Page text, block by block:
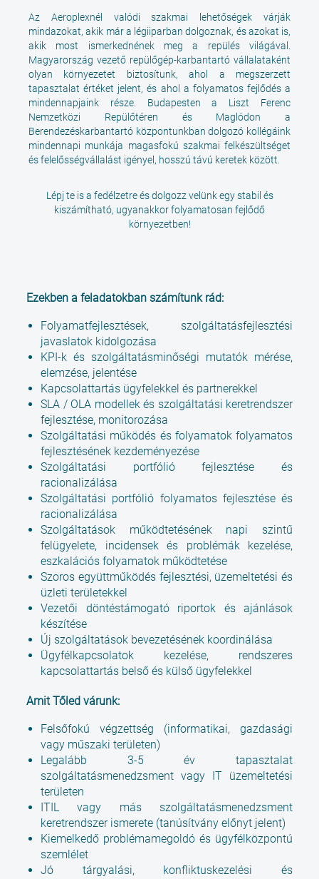
Az Aeroplexnél valódi szakmai lehetőségek várják
mindazokat, akik már a légiiparban dolgoznak, és azokat is,
akik most ismerkednének meg a repülés világával.
Magyarország vezető repülőgép-karbantartó vállalataként
olyan környezetet biztosítunk, ahol a megszerzett
tapasztalat értéket jelent, és ahol a folyamatos fejlődés a
mindennapjaink része. Budapesten a Liszt Ferenc
Nemzetközi Repülőtéren és Maglódon a
Berendezéskarbantartó központunkban dolgozó kollégáink
mindennapi munkája magasfokú szakmai felkészültséget
és felelősségvállalást igényel, hosszú távú keretek között.
Lépj te is a fedélzetre és dolgozz velünk egy stabil és
kiszámítható, ugyanakkor folyamatosan fejlődő
környezetben!
Ezekben a feladatokban számítunk rád:
Folyamatfejlesztések, szolgáltatásfejlesztési
javaslatok kidolgozása
KPI-k és szolgáltatásminőségi mutatók mérése,
elemzése, jelentése
Kapcsolattartás ügyfelekkel és partnerekkel
SLA / OLA modellek és szolgáltatási keretrendszer
fejlesztése, monitorozása
Szolgáltatási működés és folyamatok folyamatos
fejlesztésének kezdeményezése
Szolgáltatási portfólió fejlesztése és
racionalizálása
Szolgáltatási portfólió folyamatos fejlesztése és
racionalizálása
Szolgáltatások működtetésének napi szintű
felügyelete, incidensek és problémák kezelése,
eszkalációs folyamatok működtetése
Szoros együttműködés fejlesztési, üzemeltetési és
üzleti területekkel
Vezetői döntéstámogató riportok és ajánlások
készítése
Új szolgáltatások bevezetésének koordinálása
Ügyfélkapcsolatok kezelése, rendszeres
kapcsolattartás belső és külső ügyfelekkel
Amit Tőled várunk:
Felsőfokú végzettség (informatikai, gazdasági
vagy műszaki területen)
Legalább 3-5 év tapasztalat
szolgáltatásmenedzsment vagy IT üzemeltetési
területen
ITIL vagy más szolgáltatásmenedzsment
keretrendszer ismerete (tanúsítvány előnyt jelent)
Kiemelkedő problémamegoldó és ügyfélközpontú
szemlélet
Jó tárgyalási, konfliktuskezelési és